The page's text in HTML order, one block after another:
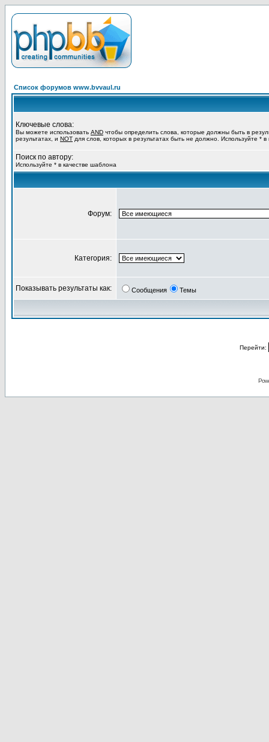
Список форумов www.bvvaul.ru
Ключевые слова:
Вы можете использовать AND чтобы определить слова, которые должны быть в
результатах, и NOT для слов, которых в результатах быть не должно. Используйте *
Поиск по автору:
Используйте * в качестве шаблона
Форум:
Категория:
Показывать результаты как: Сообщения Темы
Перейти: